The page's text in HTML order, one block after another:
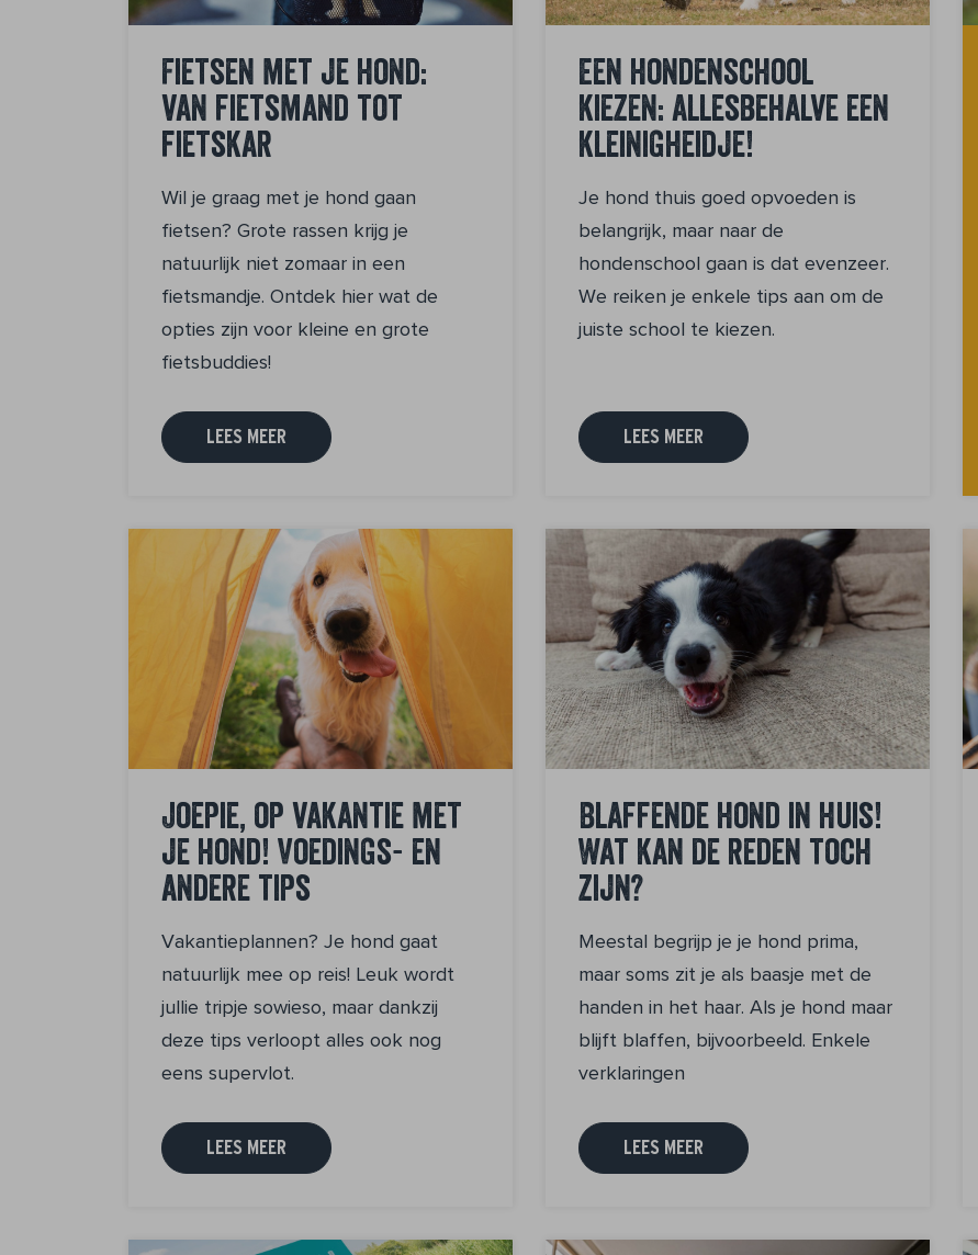
Fietsen met je hond:
van fietsmand tot
fietskar
Wil je graag met je hond gaan
fietsen? Grote rassen krijg je
natuurlijk niet zomaar in een
fietsmandje. Ontdek hier wat de
opties zijn voor kleine en grote
fietsbuddies!
LEES MEER
Een hondenschool
kiezen: allesbehalve een
kleinigheidje!
Je hond thuis goed opvoeden is
belangrijk, maar naar de
hondenschool gaan is dat evenzeer.
We reiken je enkele tips aan om de
juiste school te kiezen.
LEES MEER
Joepie, op vakantie met
je hond! Voedings- en
andere tips
Vakantieplannen? Je hond gaat
natuurlijk mee op reis! Leuk wordt
jullie tripje sowieso, maar dankzij
deze tips verloopt alles ook nog
eens supervlot.
LEES MEER
Blaffende hond in huis!
Wat kan de reden toch
zijn?
Meestal begrijp je je hond prima,
maar soms zit je als baasje met de
handen in het haar. Als je hond maar
blijft blaffen, bijvoorbeeld. Enkele
verklaringen
LEES MEER